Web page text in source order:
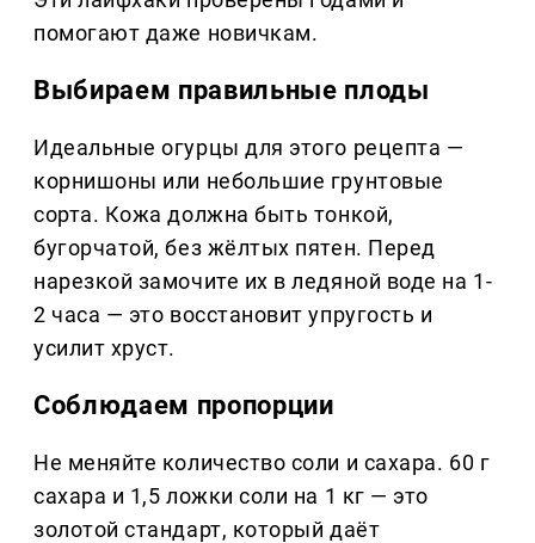
помогают даже новичкам.
Выбираем правильные плоды
Идеальные огурцы для этого рецепта —
корнишоны или небольшие грунтовые
сорта. Кожа должна быть тонкой,
бугорчатой, без жёлтых пятен. Перед
нарезкой замочите их в ледяной воде на 1-
2 часа — это восстановит упругость и
усилит хруст.
Соблюдаем пропорции
Не меняйте количество соли и сахара. 60 г
сахара и 1,5 ложки соли на 1 кг — это
золотой стандарт, который даёт